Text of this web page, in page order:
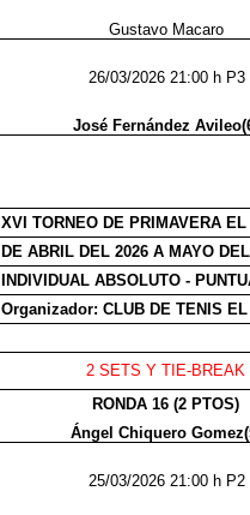
Gustavo Macaro
26/03/2026 21:00 h P3
José Fernández
XVI TORNEO DE PRIMAVERA
DE ABRIL DEL 2026 A MAYO
INDIVIDUAL ABSOLUTO -
Organizador: CLUB DE TENIS
2 SETS Y TIE-BREAK
RONDA 16 (2 PTOS)
Ángel Chiquero
25/03/2026 21:00 h P2